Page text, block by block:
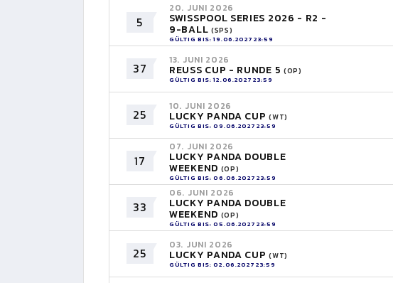
5
20. JUNI 2026
SWISSPOOL SERIES 2026 - R2 -
9-BALL (SPS)
GÜLTIG BIS: 19.06.2027 23:59
37
13. JUNI 2026
REUSS CUP - RUNDE 5 (OP)
GÜLTIG BIS: 12.06.2027 23:59
25
10. JUNI 2026
LUCKY PANDA CUP(WT)
GÜLTIG BIS: 09.06.2027 23:59
17
07. JUNI 2026
LUCKY PANDA DOUBLE
WEEKEND (OP)
GÜLTIG BIS: 06.06.2027 23:59
33
06. JUNI 2026
LUCKY PANDA DOUBLE
WEEKEND (OP)
GÜLTIG BIS: 05.06.2027 23:59
25
03. JUNI 2026
LUCKY PANDA CUP(WT)
GÜLTIG BIS: 02.06.2027 23:59